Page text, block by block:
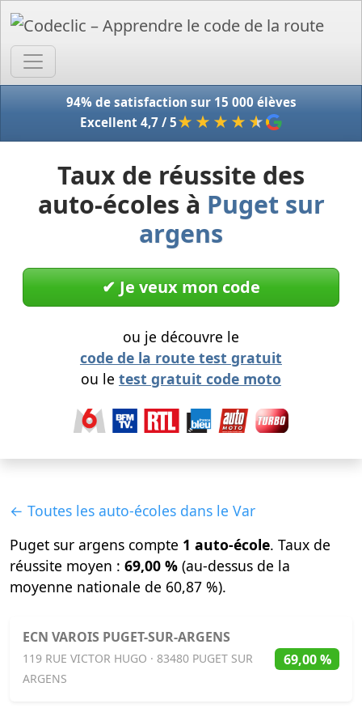
94% de satisfaction sur 15 000 élèves
Excellent 4,7 / 5★★★★ ★
Taux de réussite des
auto-écoles à Puget sur
argens
✔︎ Je veux mon code
ou je découvre le
code de la route test gratuit
ou le test gratuit code moto
← Toutes les auto-écoles dans le Var
Puget sur argens compte 1 auto-école. Taux de
réussite moyen : 69,00 % (au-dessus de la
moyenne nationale de 60,87 %).
ECN VAROIS PUGET-SUR-ARGENS
119 RUE VICTOR HUGO · 83480 PUGET SUR
ARGENS
69,00 %